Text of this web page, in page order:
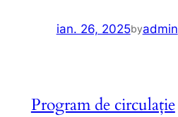
ian. 26, 2025byadmin
Program de circulație